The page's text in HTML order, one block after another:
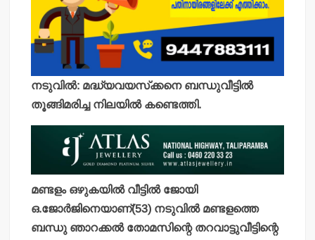
നടുവില്‍: മദ്ധ്യവയസ്‌ക്കനെ ബന്ധുവീട്ടില്‍
തൂങ്ങിമരിച്ച നിലയില്‍ കണ്ടെത്തി.
മണ്ടളം ഒഴുകയില്‍ വീട്ടില്‍ ജോയി
ഒ.ജോര്‍ജിനെയാണ്(53) നടുവില്‍ മണ്ടളത്തെ
ബന്ധു ഞാറക്കല്‍ തോമസിന്റെ തറവാട്ടുവീട്ടിന്റെ